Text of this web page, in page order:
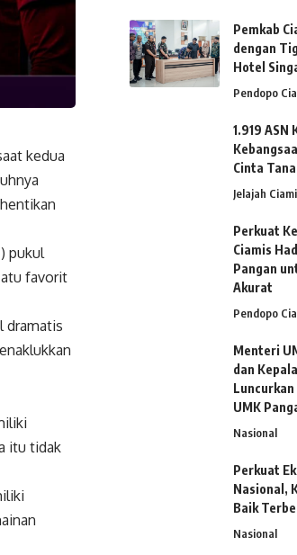
kedua
pukul
favorit
dramatis
itu tidak
Pemkab
dengan
Hotel
Pendopo
1.919
Cinta
Jelajah
Perkuat
Ciamis
Pangan
Akurat
Pendopo
Menteri
dan
Luncurkan
UMK
Nasional
Perkuat
Nasional,
Baik
Nasional